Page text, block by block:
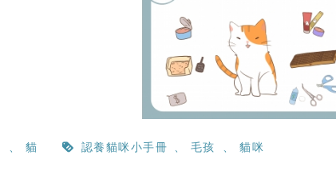
貓 認養貓咪小手冊 毛孩 貓咪